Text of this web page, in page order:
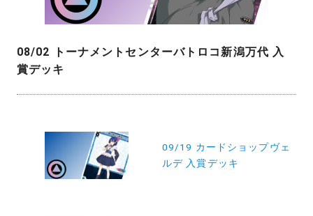
08/02 トーナメントセンターバトロコ新潟万代 入
賞デッキ
09/19 カードショップヴェ
ルデ 入賞デッキ